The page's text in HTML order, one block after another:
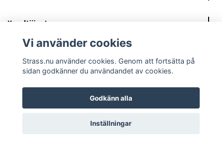
Kundtjänst
Sociala medier
© 2026 Strass.nuPowered by Quickbutik
Vi använder cookies
Strass.nu använder cookies. Genom att fortsätta på
sidan godkänner du användandet av cookies.
Godkänn alla
Inställningar